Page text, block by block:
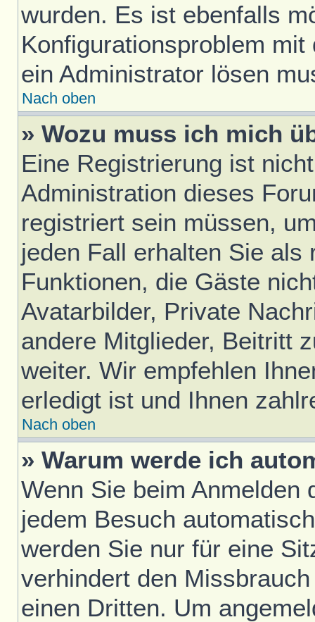
wurden. Es ist ebenfalls
Konfigurationsproblem
ein Administrator lösen
Nach oben
» Wozu muss ich mich
Eine Registrierung ist
Administration dieses
registriert sein müssen,
jeden Fall erhalten Sie
Funktionen, die Gäste
Avatarbilder, Private
andere Mitglieder, Beitritt
weiter. Wir empfehlen
erledigt ist und Ihnen
Nach oben
» Warum werde ich
Wenn Sie beim Anmelden
jedem Besuch
werden Sie nur für eine
verhindert den
einen Dritten. Um